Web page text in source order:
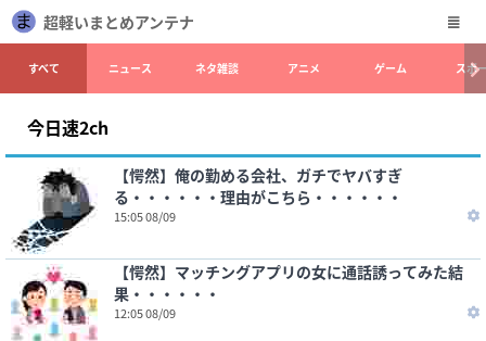
超軽いまとめアンテナ
すべて ニュース ネタ雑談 アニメ ゲーム スポ
今日速2ch
【愕然】俺の勤める会社、ガチでヤバすぎ
る・・・・・・理由がこちら・・・・・・
15:05 08/09
【愕然】マッチングアプリの女に通話誘ってみた結
果・・・・・・
12:05 08/09